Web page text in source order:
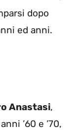
dopo
ed anni.
Anastasi,
’60 e ’70,